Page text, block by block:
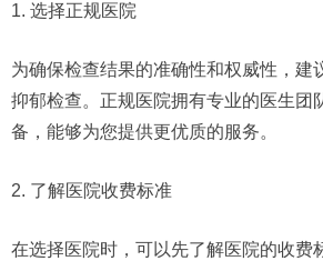
1. 选择正规医院
为确保检查结果的准确性和权威性，建
抑郁检查。正规医院拥有专业的医生团
备，能够为您提供更优质的服务。
2. 了解医院收费标准
在选择医院时，可以先了解医院的收费